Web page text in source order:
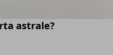
astrale?